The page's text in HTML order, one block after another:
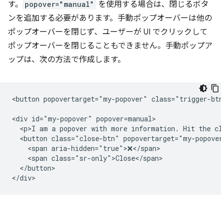
す。 popover="manual"
を使用する場合は、閉じるボタ
ンを追加する必要があります。手動ポップオーバーは他の
ポップオーバーを閉じず、ユーザーが UI でクリックして
ポップオーバーを閉じることもできません。手動ポップア
ップは、次の方法で作成します。
<button popovertarget="my-popover" class="trigger-
<div id="my-popover" popover=manual>
<p>I am a popover with more information. Hit the
<button class="close-btn" popovertarget="my-
    <span aria-hidden="true">❌</span>
    <span class="sr-only">Close</span>
  </button>